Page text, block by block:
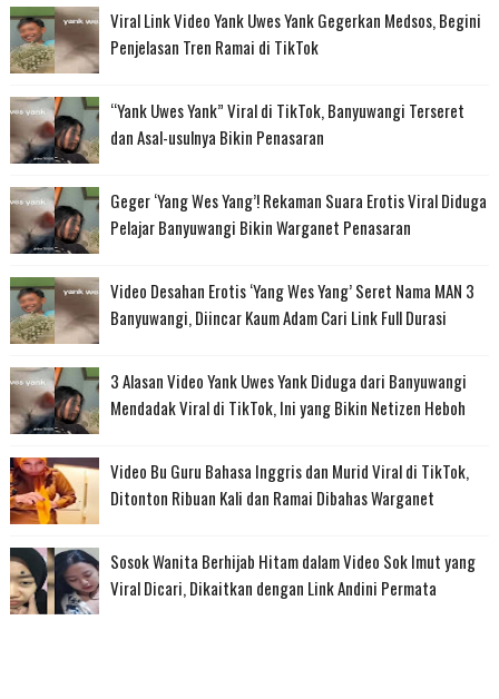
Viral Link Video Yank Uwes Yank Gegerkan Medsos, Begini
Penjelasan Tren Ramai di TikTok
“Yank Uwes Yank” Viral di TikTok, Banyuwangi Terseret
dan Asal-usulnya Bikin Penasaran
Geger ‘Yang Wes Yang’! Rekaman Suara Erotis Viral Diduga
Pelajar Banyuwangi Bikin Warganet Penasaran
Video Desahan Erotis ‘Yang Wes Yang’ Seret Nama MAN 3
Banyuwangi, Diincar Kaum Adam Cari Link Full Durasi
3 Alasan Video Yank Uwes Yank Diduga dari Banyuwangi
Mendadak Viral di TikTok, Ini yang Bikin Netizen Heboh
Video Bu Guru Bahasa Inggris dan Murid Viral di TikTok,
Ditonton Ribuan Kali dan Ramai Dibahas Warganet
Sosok Wanita Berhijab Hitam dalam Video Sok Imut yang
Viral Dicari, Dikaitkan dengan Link Andini Permata